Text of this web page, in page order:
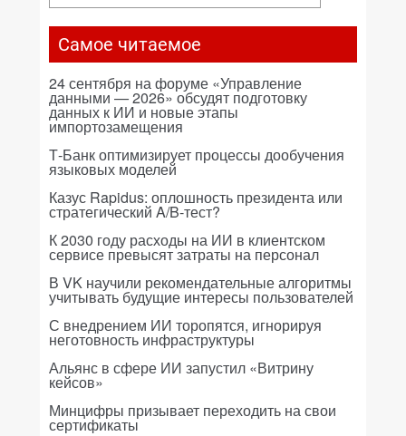
Самое читаемое
24 сентября на форуме «Управление
данными — 2026» обсудят подготовку
данных к ИИ и новые этапы
импортозамещения
Т-Банк оптимизирует процессы дообучения
языковых моделей
Казус Rapidus: оплошность президента или
стратегический A/B-тест?
К 2030 году расходы на ИИ в клиентском
сервисе превысят затраты на персонал
В VK научили рекомендательные алгоритмы
учитывать будущие интересы пользователей
С внедрением ИИ торопятся, игнорируя
неготовность инфраструктуры
Альянс в сфере ИИ запустил «Витрину
кейсов»
Минцифры призывает переходить на свои
сертификаты